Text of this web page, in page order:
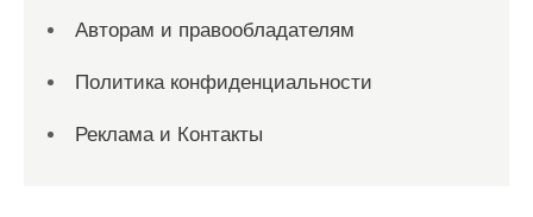
Авторам и правообладателям
Политика конфиденциальности
Реклама и Контакты